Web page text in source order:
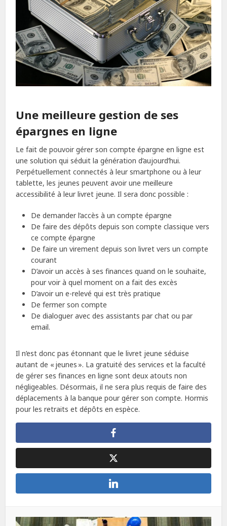
Une meilleure gestion de ses
épargnes en ligne
Le fait de pouvoir gérer son compte épargne en ligne est
une solution qui séduit la génération d’aujourd’hui.
Perpétuellement connectés à leur smartphone ou à leur
tablette, les jeunes peuvent avoir une meilleure
accessibilité à leur livret jeune. Il sera donc possible :
De demander l’accès à un compte épargne
De faire des dépôts depuis son compte classique vers
ce compte épargne
De faire un virement depuis son livret vers un compte
courant
D’avoir un accès à ses finances quand on le souhaite,
pour voir à quel moment on a fait des excès
D’avoir un e-relevé qui est très pratique
De fermer son compte
De dialoguer avec des assistants par chat ou par
email.
Il n’est donc pas étonnant que le livret jeune séduise
autant de « jeunes ». La gratuité des services et la faculté
de gérer ses finances en ligne sont deux atouts non
négligeables. Désormais, il ne sera plus requis de faire des
déplacements à la banque pour gérer son compte. Hormis
pour les retraits et dépôts en espèce.